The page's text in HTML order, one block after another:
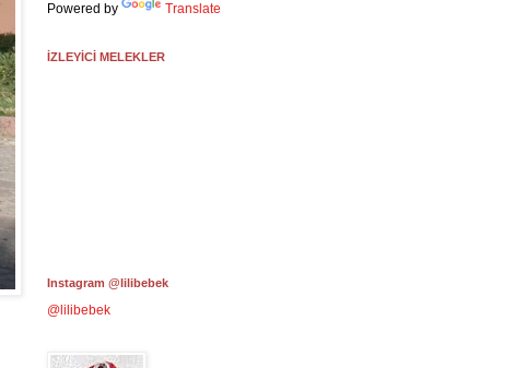
Powered by Translate
İZLEYİCİ MELEKLER
Instagram @lilibebek
@lilibebek